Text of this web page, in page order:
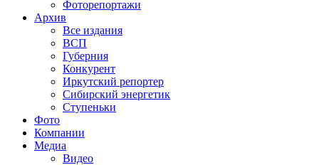
Фоторепортажи
Архив
Все издания
ВСП
Губерния
Конкурент
Иркутский репортер
Сибирский энергетик
Ступеньки
Фото
Компании
Медиа
Видео